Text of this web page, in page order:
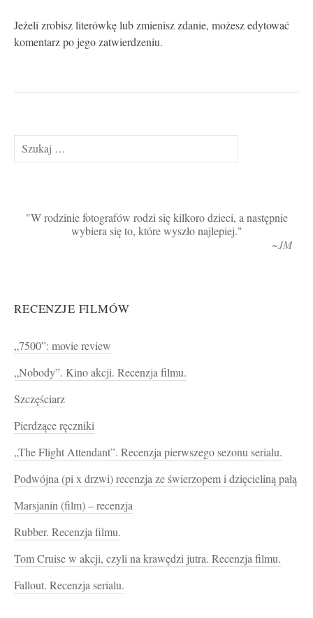
Jeżeli zrobisz literówkę lub zmienisz zdanie, możesz edytować
komentarz po jego zatwierdzeniu.
Szukaj:
W rodzinie fotografów rodzi się kilkoro dzieci, a następnie
wybiera się to, które wyszło najlepiej.
~JM
RECENZJE FILMÓW
„7500”: movie review
„Nobody”. Kino akcji. Recenzja filmu.
Szczęściarz
Pierdzące ręczniki
„The Flight Attendant”. Recenzja pierwszego sezonu serialu.
Podwójna (pi x drzwi) recenzja ze świerzopem i dzięcieliną pałą
Marsjanin (film) – recenzja
Rubber. Recenzja filmu.
Tom Cruise w akcji, czyli na krawędzi jutra. Recenzja filmu.
Fallout. Recenzja serialu.